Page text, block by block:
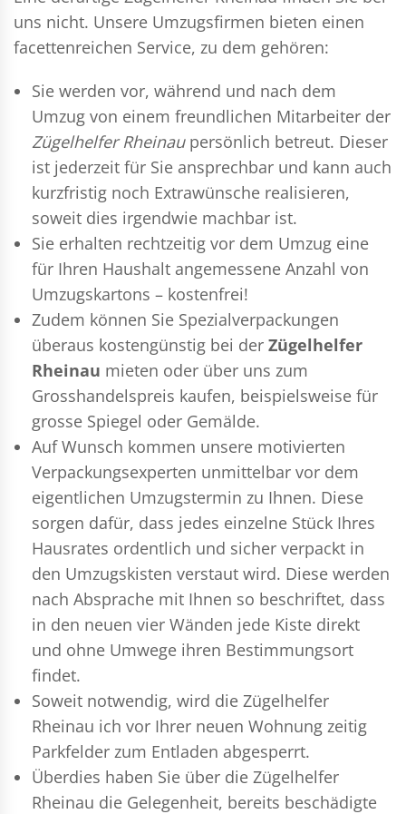
uns nicht. Unsere Umzugsfirmen bieten einen
facettenreichen Service, zu dem gehören:
Sie werden vor, während und nach dem
Umzug von einem freundlichen Mitarbeiter der
Zügelhelfer Rheinaupersönlich betreut. Dieser
ist jederzeit für Sie ansprechbar und kann auch
kurzfristig noch Extrawünsche realisieren,
soweit dies irgendwie machbar ist.
Sie erhalten rechtzeitig vor dem Umzug eine
für Ihren Haushalt angemessene Anzahl von
Umzugskartons – kostenfrei!
Zudem können Sie Spezialverpackungen
überaus kostengünstig bei der Zügelhelfer
Rheinau mieten oder über uns zum
Grosshandelspreis kaufen, beispielsweise für
grosse Spiegel oder Gemälde.
Auf Wunsch kommen unsere motivierten
Verpackungsexperten unmittelbar vor dem
eigentlichen Umzugstermin zu Ihnen. Diese
sorgen dafür, dass jedes einzelne Stück Ihres
Hausrates ordentlich und sicher verpackt in
den Umzugskisten verstaut wird. Diese werden
nach Absprache mit Ihnen so beschriftet, dass
in den neuen vier Wänden jede Kiste direkt
und ohne Umwege ihren Bestimmungsort
findet.
Soweit notwendig, wird die Zügelhelfer
Rheinau ich vor Ihrer neuen Wohnung zeitig
Parkfelder zum Entladen abgesperrt.
Überdies haben Sie über die Zügelhelfer
Rheinau die Gelegenheit, bereits beschädigte